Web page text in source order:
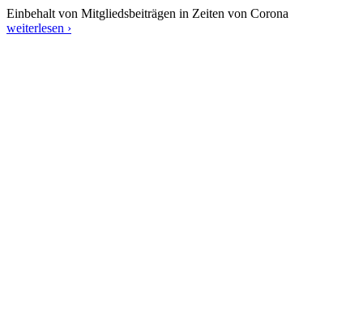
Einbehalt von Mitgliedsbeiträgen in Zeiten von Corona
weiterlesen ›